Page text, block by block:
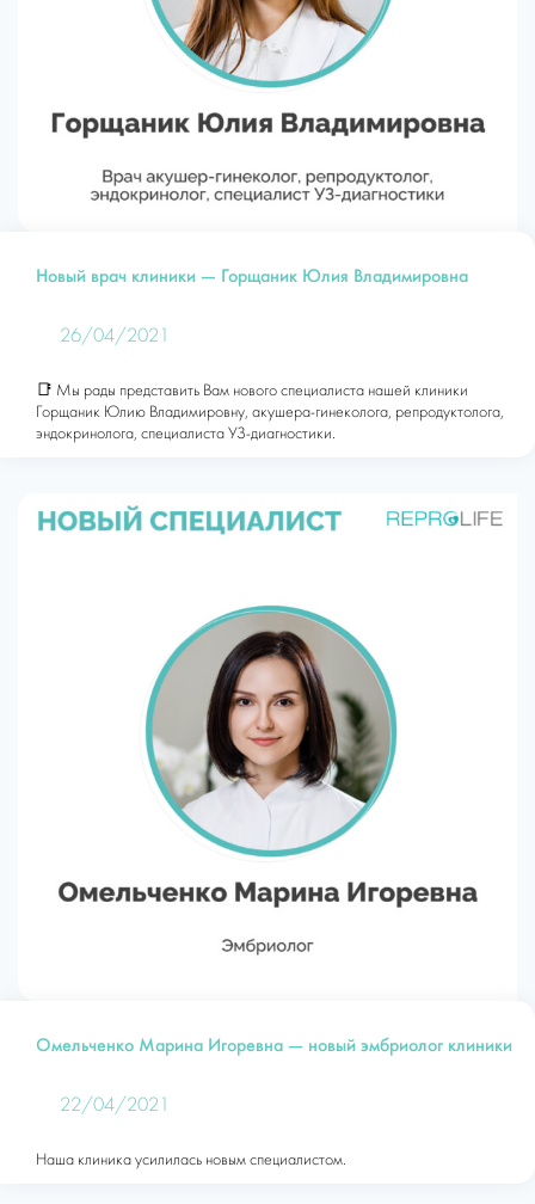
Новый врач клиники — Горщаник Юлия Владимировна
26/04/2021
📑 Мы рады представить Вам нового специалиста нашей клиники
Горщаник Юлию Владимировну, акушера-гинеколога, репродуктолога,
эндокринолога, специалиста УЗ-диагностики.
Омельченко Марина Игоревна — новый эмбриолог клиники
22/04/2021
Наша клиника усилилась новым специалистом.